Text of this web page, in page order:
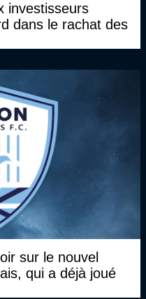
investisseurs
dans le rachat des
sur le nouvel
qui a déjà joué